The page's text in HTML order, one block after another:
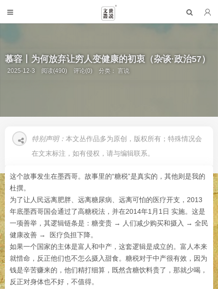
慕容丨为何放弃让穷人变健康的初衷（杂谈·政治57）
2025-12-3 阅读(490) 评论(0) 分类：言说
特别声明： 本文丛作品多为原创，版权所有；特殊情况会
在文末标注，如有侵权，请与编辑联系。
这个故事发生在墨西哥。故事里的“糖税”是真实的，其他则是我的
杜撰。
为了让人民远离肥胖、远离糖尿病、远离可怕的医疗开支，2013
年底墨西哥国会通过了高糖税法，并在2014年1月1日 实施。这是
一项善举，其逻辑链条是：糖变贵 → 人们减少购买和摄入 → 全民
健康改善 → 医疗负担下降。
如果一个国家的主体是富人和中产，这套逻辑是成立的。富人本来
就惜命，反正他们也不怎么摄入甜食。糖税对于中产很有效，因为
钱是辛苦赚来的，他们精打细算，既然含糖饮料贵了，那就少喝，
反正对身体也不好，不值得。